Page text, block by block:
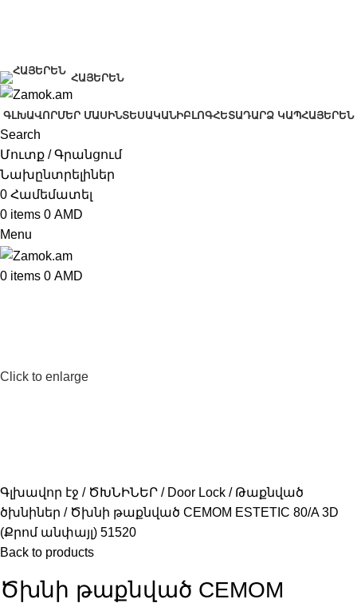
ՀԱՅԵՐԵՆ
ԳԼԽԱՎՈՐՄԵՐ ՄԱՍԻՆՏԵՍԱԿԱՆԻԲԼՈԳՀԵՏԱԴԱՐՁ ԿԱՊՀԱՅԵՐԵՆ
Search
Մուտք / Գրանցում
Նախընտրելիներ
0 Համեմատել
0 items 0 AMD
Menu
0 items 0 AMD
Click to enlarge
Գլխավոր էջ ԾԽՆԻՆԵՐ Door Lock
Թաքնված
ծխնիներ
Ծխնի թաքնված CEMOM ESTETIC 80/A 3D
(Քրոմ անփայլ) 51520
Back to products
Ծխնի թաքնված CEMOM